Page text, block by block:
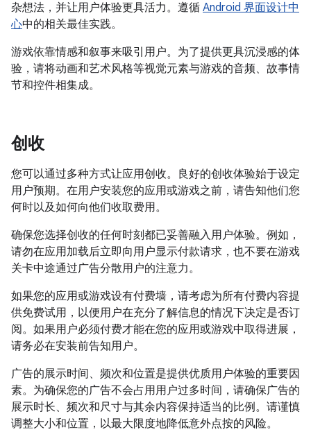
杂想法，并让用户体验更具活力。遵循 Android 界面设计中
心中的相关最佳实践。
游戏依靠情感和叙事来吸引用户。为了提供更具沉浸感的体
验，请将动画和艺术风格等视觉元素与游戏的音频、故事情
节和控件相集成。
创收
您可以通过多种方式让应用创收。良好的创收体验始于设定
用户预期。在用户安装您的应用或游戏之前，请告知他们您
何时以及如何向他们收取费用。
确保您选择创收的任何时刻都已妥善融入用户体验。例如，
请勿在应用加载后立即向用户显示付款请求，也不要在游戏
关卡中途通过广告分散用户的注意力。
如果您的应用或游戏设有付费墙，请考虑为所有付费内容提
供免费试用，以便用户在充分了解信息的情况下决定是否订
阅。如果用户必须付费才能在您的应用或游戏中取得进展，
请务必在安装前告知用户。
广告的展示时间、频次和位置是提供优质用户体验的重要因
素。为确保您的广告不会占用用户过多时间，请确保广告的
展示时长、频次和尺寸与其余内容保持适当的比例。请谨慎
调整大小和位置，以最大限度地降低意外点按的风险。